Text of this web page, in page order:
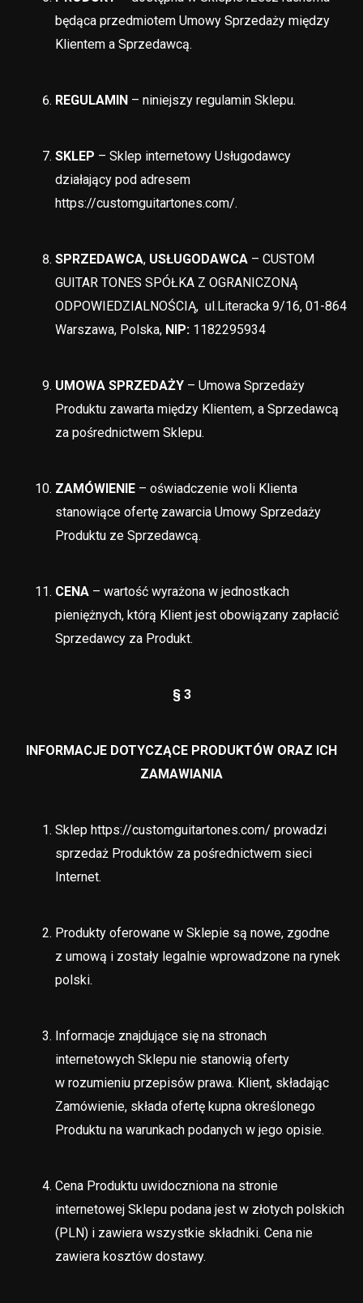
będąca przedmiotem Umowy Sprzedaży między
Klientem a Sprzedawcą.
REGULAMIN – niniejszy regulamin Sklepu.
SKLEP – Sklep internetowy Usługodawcy
działający pod adresem
https://customguitartones.com/.
SPRZEDAWCA, USŁUGODAWCA – CUSTOM
GUITAR TONES SPÓŁKA Z OGRANICZONĄ
ODPOWIEDZIALNOŚCIĄ, ul.Literacka 9/16, 01-864
Warszawa, Polska, NIP: 1182295934
UMOWA SPRZEDAŻY – Umowa Sprzedaży
Produktu zawarta między Klientem, a Sprzedawcą
za pośrednictwem Sklepu.
ZAMÓWIENIE – oświadczenie woli Klienta
stanowiące ofertę zawarcia Umowy Sprzedaży
Produktu ze Sprzedawcą.
CENA – wartość wyrażona w jednostkach
pieniężnych, którą Klient jest obowiązany zapłacić
Sprzedawcy za Produkt.
§ 3
INFORMACJE DOTYCZĄCE PRODUKTÓW ORAZ ICH
ZAMAWIANIA
Sklep https://customguitartones.com/ prowadzi
sprzedaż Produktów za pośrednictwem sieci
Internet.
Produkty oferowane w Sklepie są nowe, zgodne
z umową i zostały legalnie wprowadzone na rynek
polski.
Informacje znajdujące się na stronach
internetowych Sklepu nie stanowią oferty
w rozumieniu przepisów prawa. Klient, składając
Zamówienie, składa ofertę kupna określonego
Produktu na warunkach podanych w jego opisie.
Cena Produktu uwidoczniona na stronie
internetowej Sklepu podana jest w złotych polskich
(PLN) i zawiera wszystkie składniki. Cena nie
zawiera kosztów dostawy.